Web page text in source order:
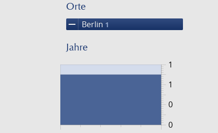
Orte
remove Berlin 1
Jahre
0
1
0
1